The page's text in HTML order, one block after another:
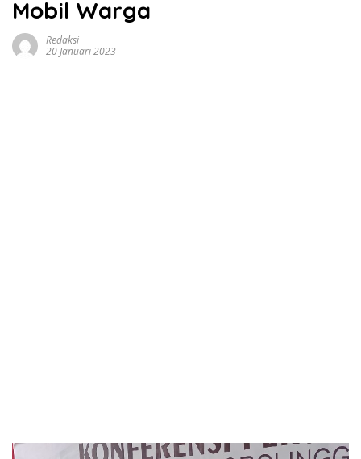
Mobil Warga
Redaksi
20 Januari 2023